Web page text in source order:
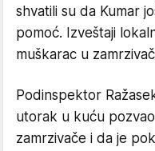
shvatili su da Kumar
pomoć. Izveštaji
muškarac u
Podinspektor
utorak u kuću
zamrzivače i da je